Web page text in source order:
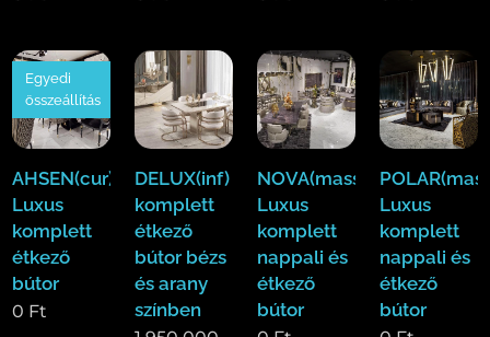
AHSEN(cur)
Luxus
komplett
étkező
bútor
Egyedi
összeállítás
0 Ft
DELUX(inf)
komplett
étkező
bútor bézs
és arany
színben
NOVA(mass)
Luxus
komplett
nappali és
étkező
bútor
Luxus
komplett
nappali és
étkező
bútor